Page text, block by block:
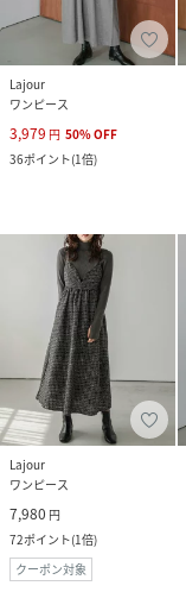
Lajour
ワンピース
3,979 円 50%OFF
36ポイント(1倍)
Lajour
ワンピース
7,980 円
72ポイント(1倍)
クーポン対象